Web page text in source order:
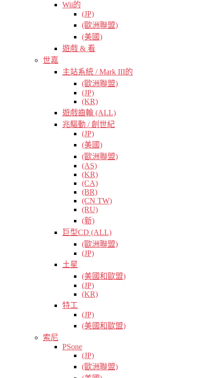
Wii的
(JP)
(歐洲聯盟)
(美國)
遊戲 & 看
世嘉
主站系統 / Mark III的
(歐洲聯盟)
(JP)
(KR)
遊戲齒輪 (ALL)
兆驅動 / 創世紀
(JP)
(美國)
(歐洲聯盟)
(AS)
(KR)
(CA)
(BR)
(CN TW)
(RU)
(新)
巨型CD (ALL)
(歐洲聯盟)
(JP)
土星
(美國和歐盟)
(JP)
(KR)
特工
(JP)
(美國和歐盟)
索尼
PSone
(JP)
(歐洲聯盟)